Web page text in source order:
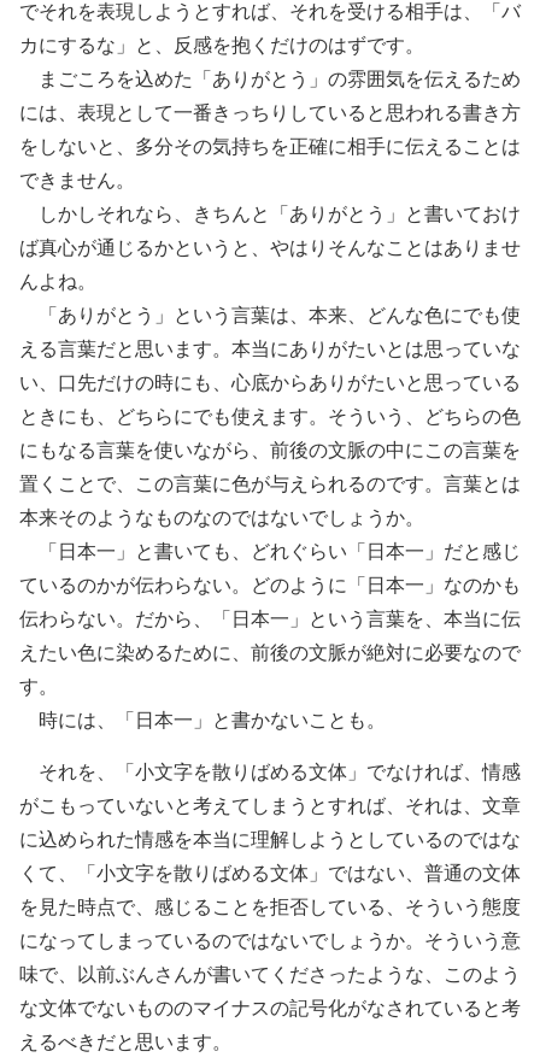
でそれを表現しようとすれば、それを受ける相手は、「バ
カにするな」と、反感を抱くだけのはずです。
まごころを込めた「ありがとう」の雰囲気を伝えるため
には、表現として一番きっちりしていると思われる書き方
をしないと、多分その気持ちを正確に相手に伝えることは
できません。
しかしそれなら、きちんと「ありがとう」と書いておけ
ば真心が通じるかというと、やはりそんなことはありませ
んよね。
「ありがとう」という言葉は、本来、どんな色にでも使
える言葉だと思います。本当にありがたいとは思っていな
い、口先だけの時にも、心底からありがたいと思っている
ときにも、どちらにでも使えます。そういう、どちらの色
にもなる言葉を使いながら、前後の文脈の中にこの言葉を
置くことで、この言葉に色が与えられるのです。言葉とは
本来そのようなものなのではないでしょうか。
「日本一」と書いても、どれぐらい「日本一」だと感じ
ているのかが伝わらない。どのように「日本一」なのかも
伝わらない。だから、「日本一」という言葉を、本当に伝
えたい色に染めるために、前後の文脈が絶対に必要なので
す。
時には、「日本一」と書かないことも。
それを、「小文字を散りばめる文体」でなければ、情感
がこもっていないと考えてしまうとすれば、それは、文章
に込められた情感を本当に理解しようとしているのではな
くて、「小文字を散りばめる文体」ではない、普通の文体
を見た時点で、感じることを拒否している、そういう態度
になってしまっているのではないでしょうか。そういう意
味で、以前ぶんさんが書いてくださったような、このよう
な文体でないもののマイナスの記号化がなされていると考
えるべきだと思います。